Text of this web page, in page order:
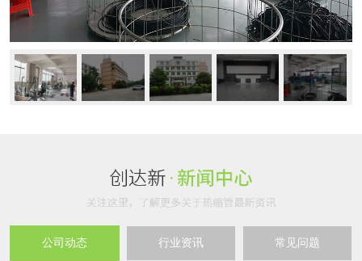
公司动态 行业资讯 常见问题